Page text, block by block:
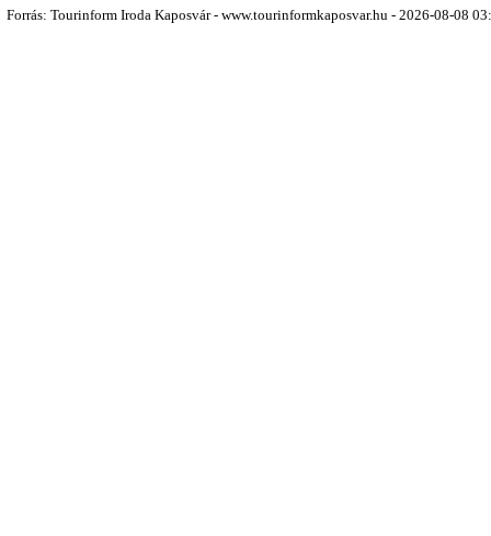
Forrás: Tourinform Iroda Kaposvár - www.tourinformkaposvar.hu - 2026-08-08